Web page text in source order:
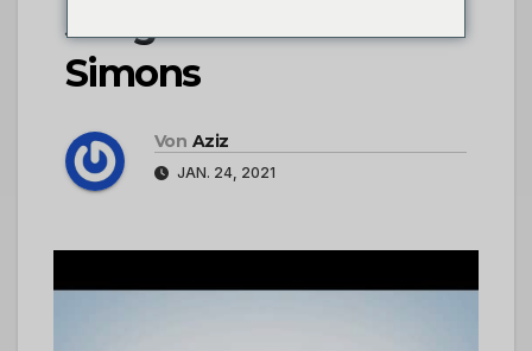
Jungautor Henrik
Simons
Von Aziz
JAN. 24, 2021